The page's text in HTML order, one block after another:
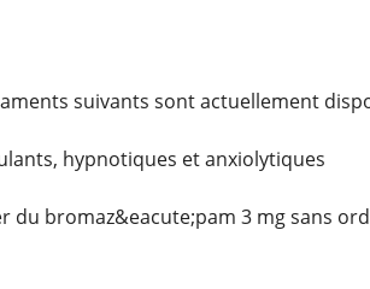
suivants sont actuellement
hypnotiques et anxiolytiques
du bromaz&eacute;pam 3 mg sans